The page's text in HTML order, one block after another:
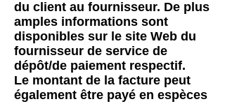
du client au fournisseur. De plus
amples informations sont
disponibles sur le site Web du
fournisseur de service de
dépôt/de paiement respectif.
Le montant de la facture peut
également être payé en espèces